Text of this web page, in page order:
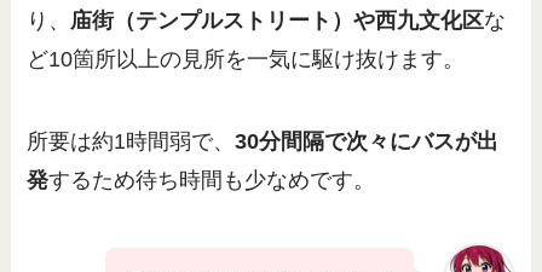
り、 庙街（テンプルストリート）や西九文化区な
ど10箇所以上の見所を一気に駆け抜けます。
所要は約1時間弱で、30分間隔で次々にバスが出
発するため待ち時間も少なめです。